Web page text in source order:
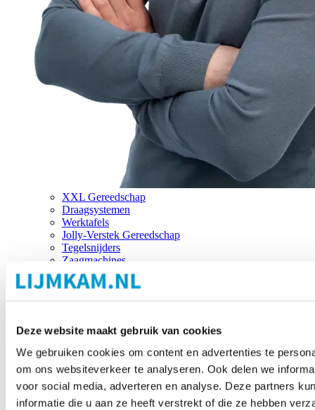
Deze website maakt gebruik van cookies
We gebruiken cookies om content en advertenties te
om ons websiteverkeer te analyseren. Ook delen we
voor social media, adverteren en analyse. Deze partners
informatie die u aan ze heeft verstrekt of die ze hebben
XXL Gereedschap
Draagsystemen
Werktafels
Jolly-Verstek Gereedschap
Tegelsnijders
Zaagmachines
Merken